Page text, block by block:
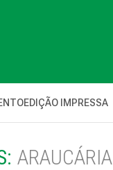
EDIÇÃO IMPRESSA
ARAUCÁRIA